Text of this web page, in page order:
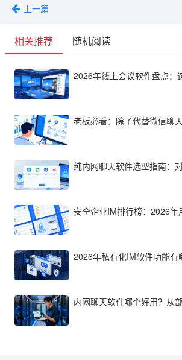
上一篇
相关推荐 随机阅读